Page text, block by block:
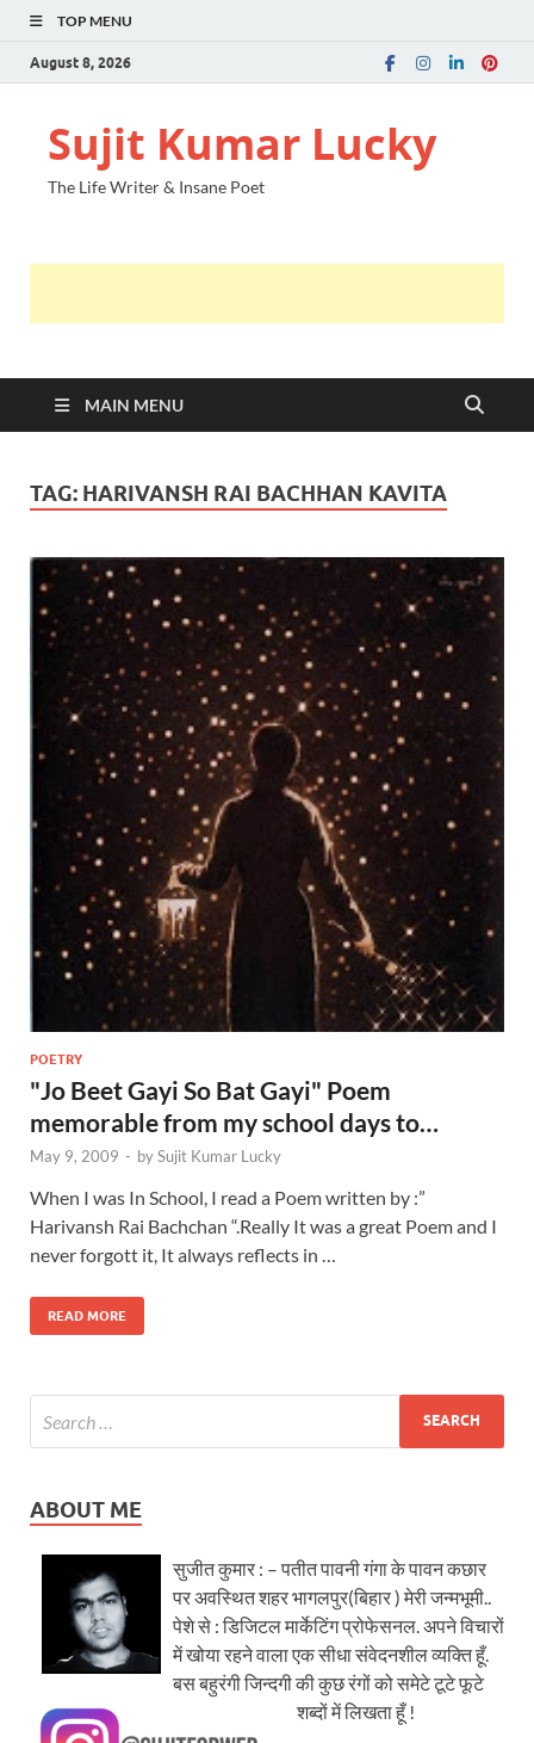
TOP MENU
August 8, 2026
Sujit Kumar Lucky
The Life Writer & Insane Poet
MAIN MENU
TAG: HARIVANSH RAI BACHHAN KAVITA
POETRY
"Jo Beet Gayi So Bat Gayi" Poem
memorable from my school days to…
May 9, 2009 - bySujit Kumar Lucky
When I was In School, I read a Poem written by :”
Harivansh Rai Bachchan “.Really It was a great Poem and I
never forgott it, It always reflects in …
READ MORE
ABOUT ME
सुजीत कुमार : – पतीत पावनी गंगा के पावन कछार
पर अवस्थित शहर भागलपुर(बिहार ) मेरी जन्मभूमी..
पेशे से : डिजिटल मार्केटिंग प्रोफेसनल. अपने विचारों
में खोया रहने वाला एक सीधा संवेदनशील व्यक्ति हूँ.
बस बहुरंगी जिन्दगी की कुछ रंगों को समेटे टूटे फूटे
शब्दों में लिखता हूँ !